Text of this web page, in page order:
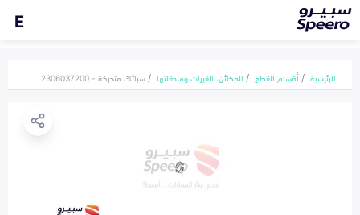
E
الرئيسية أقسام القطع المكائن، القيرات وملحقاتها سبائك متحركة - 2306037200